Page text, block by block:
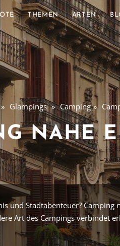
THEMEN ARTEN
Glampings Camping
NAHE
und Stadtabenteuer?
Art des Campings verbindet